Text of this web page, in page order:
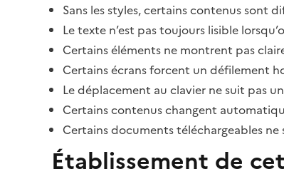
Sans les styles, certains contenus sont
Le texte n’est pas toujours lisible
Certains éléments ne montrent pas
Certains écrans forcent un défilement
Le déplacement au clavier ne suit pas
Certains contenus changent
Certains documents téléchargeables
Établissement de